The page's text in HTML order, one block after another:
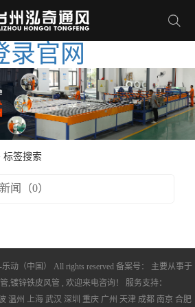
录官网
标签搜索
新闻（0）
动（中国） All rights reserved 备案号： 主要从事于
,镀锌铁皮风管 , 欢迎来电咨询！ 服务支持：
温州 上海 武汉 深圳 重庆 广州 天津 成都 南京 合肥